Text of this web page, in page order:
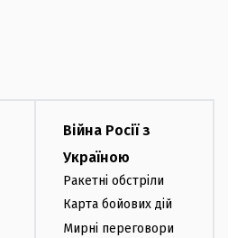
Війна Росії з
Україною
Ракетні обстріли
Карта бойових дій
Мирні переговори